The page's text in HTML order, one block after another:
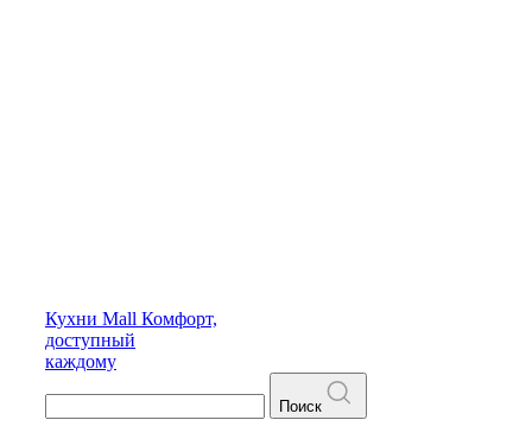
Кухни Mall Комфорт,
доступный
каждому
Поиск